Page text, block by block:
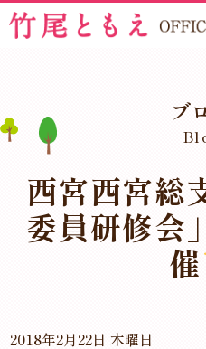
ブ
西宮西宮総
委員研修会
催
2018年2月22日 木曜日